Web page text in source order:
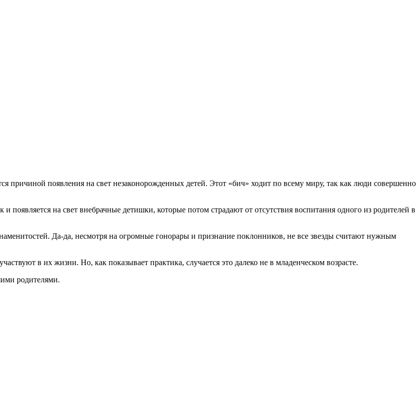
причиной появления на свет незаконорожденных детей. Этот «бич» ходит по всему миру, так как люди совершенно
появляется на свет внебрачные детишки, которые потом страдают от отсутствия воспитания одного из родителей в
Да-да, несмотря на огромные гонорары и признание поклонников, не все звезды считают нужным
в их жизни. Но, как показывает практика, случается это далеко не в младенческом возрасте.
родителями.